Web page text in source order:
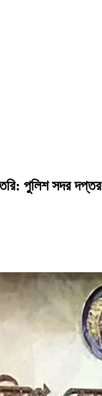
পুলিশ সদর দপ্তর